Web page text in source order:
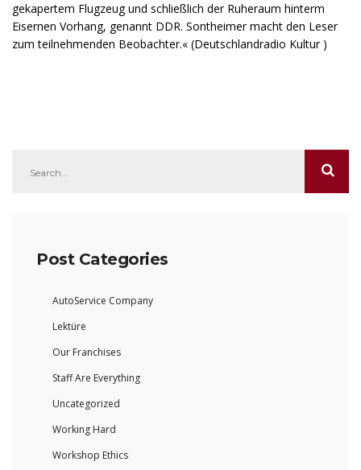
gekapertem Flugzeug und schließlich der Ruheraum hinterm
Eisernen Vorhang, genannt DDR. Sontheimer macht den Leser
zum teilnehmenden Beobachter.« (Deutschlandradio Kultur )
Post Categories
AutoService Company
Lektüre
Our Franchises
Staff Are Everything
Uncategorized
Working Hard
Workshop Ethics